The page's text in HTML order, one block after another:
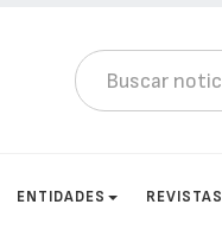
ENTIDADES REVISTAS